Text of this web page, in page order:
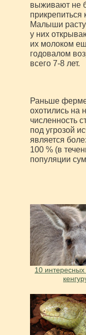
выживают не
прикрепиться
Малыши
у них
их молоком
годовалом
всего 7-8 лет.
Раньше
охотились на
численность
под угрозой
является
100 % (в
популяции
10